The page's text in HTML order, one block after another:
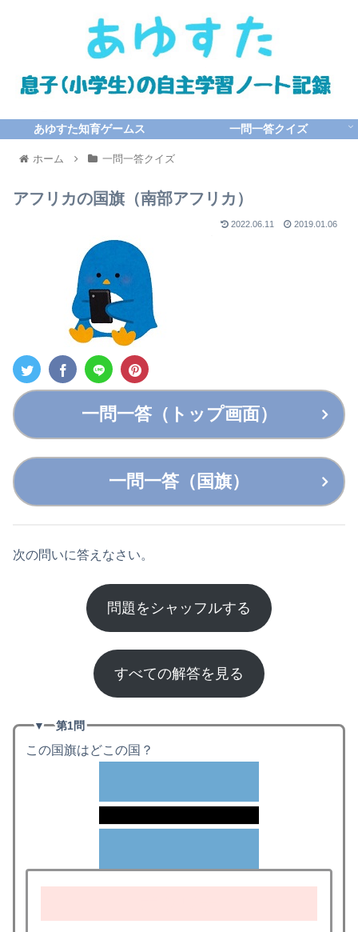
あゆすた知育ゲームス 一問一答クイズ
ホーム 一問一答クイズ
アフリカの国旗（南部アフリカ）
2022.06.11 2019.01.06
一問一答（トップ画面）
一問一答（国旗）
次の問いに答えなさい。
問題をシャッフルする
すべての解答を見る
▼第1問
この国旗はどこの国？